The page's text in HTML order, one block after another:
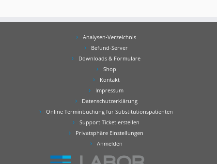
Analysen-Verzeichnis
Befund-Server
Downloads & Formulare
Shop
Kontakt
Impressum
Datenschutzerklärung
Online Terminbuchung für Substitutionspatienten
Support Ticket erstellen
Privatsphäre Einstellungen
Anmelden